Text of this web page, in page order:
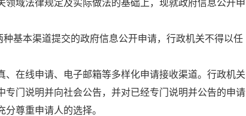
域法律规定及实际做法的基础上，现就政府信息公开申
基本渠道提交的政府信息公开申请，行政机关不得以任
在线申请、电子邮箱等多样化申请接收渠道。行政机关
门说明并向社会公告，并对已经专门说明并公告的申请
尊重申请人的选择。